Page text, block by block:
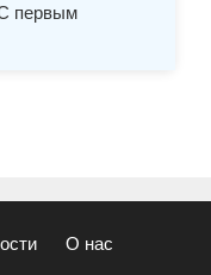
первым
О нас